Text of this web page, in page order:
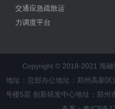
交通应急疏散运
力调度平台
Copyright © 2018-2021 海融
地址：总部办公地址：郑州高新
号楼5层 创新研发中心地址：郑州